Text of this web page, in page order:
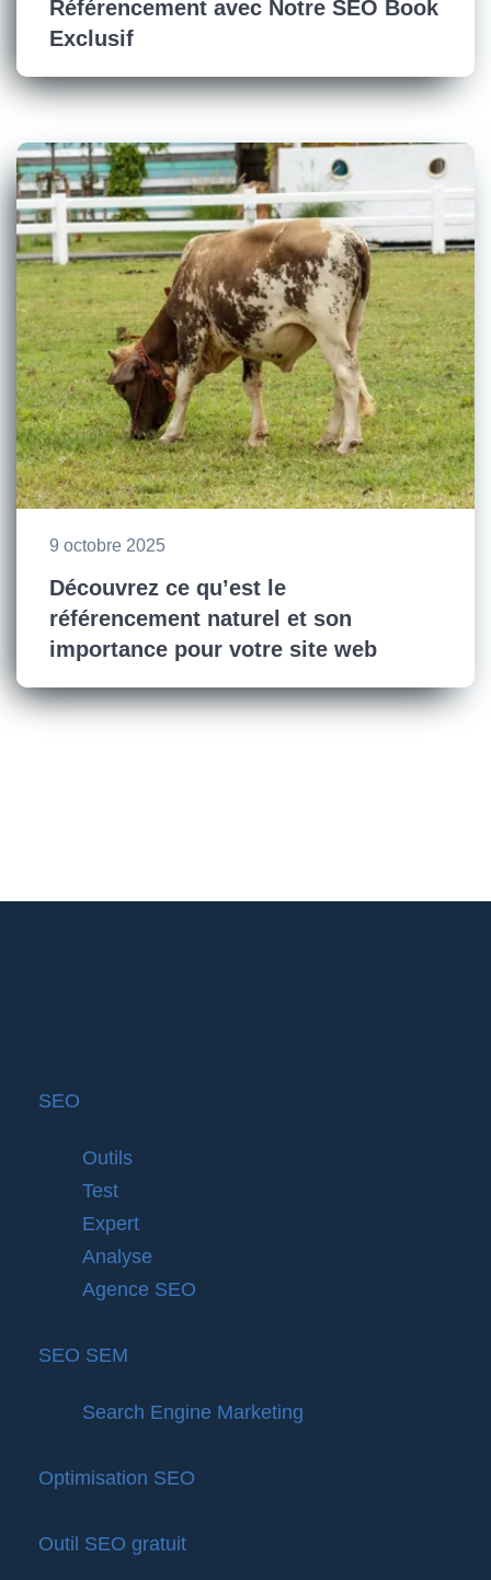
Référencement avec Notre SEO Book
Exclusif
9 octobre 2025
Découvrez ce qu’est le
référencement naturel et son
importance pour votre site web
SEO
Outils
Test
Expert
Analyse
Agence SEO
SEO SEM
Search Engine Marketing
Optimisation SEO
Outil SEO gratuit